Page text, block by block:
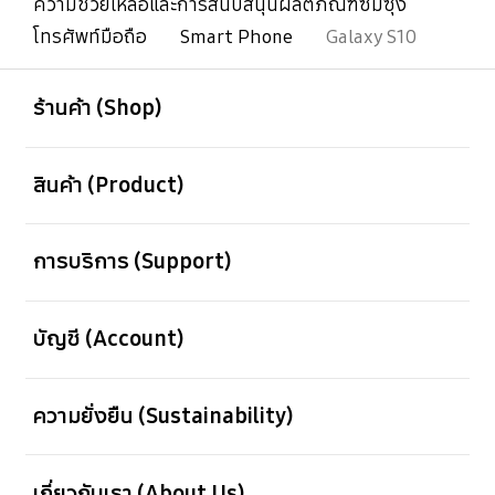
โทรศัพท์มือถือ
Smart Phone Galaxy S10
ร้านค้า (Shop)
สินค้า (Product)
การบริการ (Support)
บัญชี (Account)
ความยั่งยืน (Sustainability)